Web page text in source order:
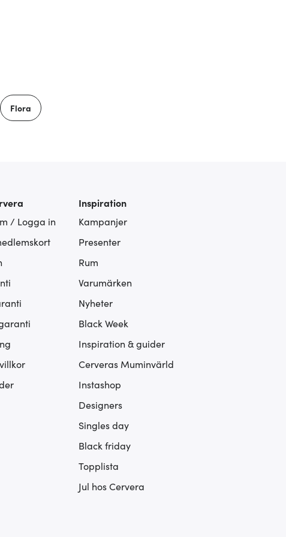
Flora
/ Logga in
Inspiration
Kampanjer
Presenter
Rum
Varumärken
Nyheter
Black Week
Inspiration & guider
Cerveras Muminvärld
Instashop
Designers
Singles day
Black friday
Topplista
Jul hos Cervera